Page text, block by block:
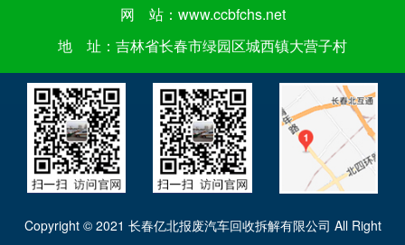
网 站： www.ccbfchs.net
地 址：吉林省长春市绿园区城西镇大营子村
Copyright © 2021 长春亿北报废汽车回收拆解有限公司 All Right